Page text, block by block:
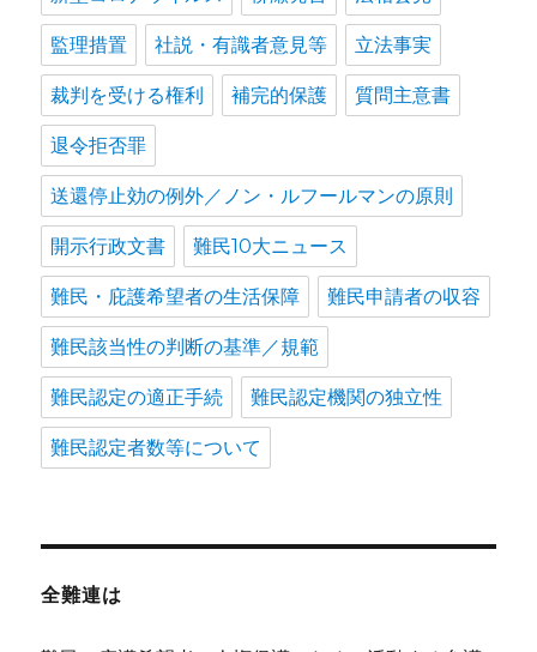
監理措置 社説・有識者意見等 立法事実
裁判を受ける権利 補完的保護 質問主意書
退令拒否罪
送還停止効の例外／ノン・ルフールマンの原則
開示行政文書 難民10大ニュース
難民・庇護希望者の生活保障 難民申請者の収容
難民該当性の判断の基準／規範
難民認定の適正手続 難民認定機関の独立性
難民認定者数等について
全難連は